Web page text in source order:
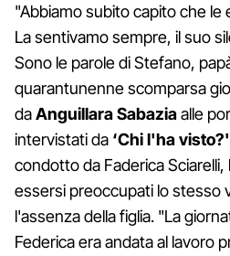
"Abbiamo subito capito che le
La sentivamo sempre, il suo
Sono le parole di Stefano,
quarantunenne scomparsa
daAnguillara Sabaziaalle
intervistati da ‘Chi l'ha visto?'
condotto da Faderica
essersi preoccupati lo stesso
l'assenza della figlia. "La
Federica era andata al lavoro